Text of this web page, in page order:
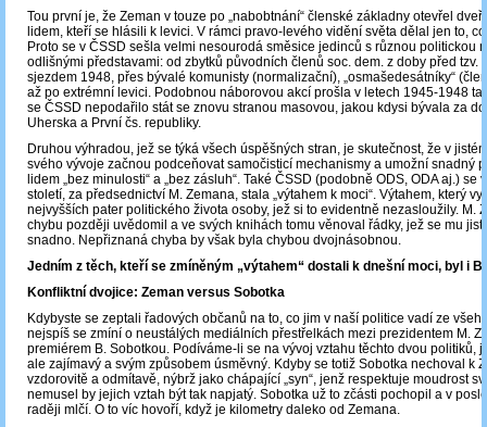
Tou první je, že Zeman v touze po „nabobtnání“ členské základny otevřel
lidem, kteří se hlásili k levici. V rámci pravo-levého vidění světa dělal jen to,
Proto se v ČSSD sešla velmi nesourodá směsice jedinců s různou politickou
odlišnými představami: od zbytků původních členů soc. dem. z doby před tzv.
sjezdem 1948, přes bývalé komunisty (normalizační), „osmašedesátníky“
až po extrémní levici. Podobnou náborovou akcí prošla v letech 1945-1948
se ČSSD nepodařilo stát se znovu stranou masovou, jakou kdysi bývala za
Uherska a První čs. republiky.
Druhou výhradou, jež se týká všech úspěšných stran, je skutečnost, že v
svého vývoje začnou podceňovat samočisticí mechanismy a umožní snadný
lidem „bez minulosti“ a „bez zásluh“. Také ČSSD (podobně ODS, ODA aj.) se
století, za předsednictví M. Zemana, stala „výtahem k moci“. Výtahem, který
nejvyšších pater politického života osoby, jež si to evidentně nezasloužily. M.
chybu později uvědomil a ve svých knihách tomu věnoval řádky, jež se mu
snadno. Nepřiznaná chyba by však byla chybou dvojnásobnou.
Jedním z těch, kteří se zmíněným „výtahem“ dostali k dnešní moci, byl i
Konfliktní dvojice: Zeman versus Sobotka
Kdybyste se zeptali řadových občanů na to, co jim v naší politice vadí ze
nejspíš se zmíní o neustálých mediálních přestřelkách mezi prezidentem M.
premiérem B. Sobotkou. Podíváme-li se na vývoj vztahu těchto dvou politiků,
ale zajímavý a svým způsobem úsměvný. Kdyby se totiž Sobotka nechoval k
vzdorovitě a odmítavě, nýbrž jako chápající „syn“, jenž respektuje moudrost
nemusel by jejich vztah být tak napjatý. Sobotka už to zčásti pochopil a v
raději mlčí. O to víc hovoří, když je kilometry daleko od Zemana.